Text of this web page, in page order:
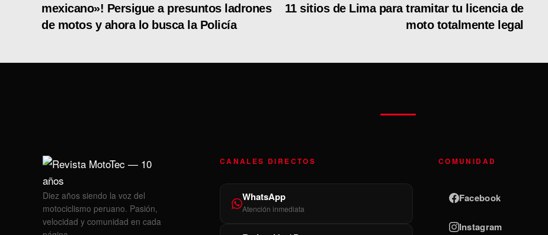
mexicano»! Persigue a presuntos ladrones
de motos y ahora lo busca la Policía
11 sitios de Lima para tramitar tu licencia de
moto totalmente legal
Diez años siendo la voz del
motociclismo peruano. Pasión,
velocidad y comunidad en cada
CANALES DIRECTOS
WhatsApp
Atención inmediata
COMUNIDAD
Facebook
Instagram